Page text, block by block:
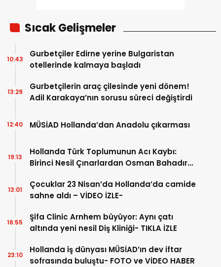
Sıcak Gelişmeler
Gurbetçiler Edirne yerine Bulgaristan
otellerinde kalmaya başladı
10:43
Gurbetçilerin araç çilesinde yeni dönem!
Adil Karakaya’nın sorusu süreci değiştirdi
13:29
MÜSİAD Hollanda’dan Anadolu çıkarması
12:40
Hollanda Türk Toplumunun Acı Kaybı:
Birinci Nesil Çınarlardan Osman Bahadır
19:13
Çocuklar 23 Nisan’da Hollanda’da camide
sahne aldı – VİDEO İZLE-
13:01
Şifa Clinic Arnhem büyüyor: Aynı çatı
altında yeni nesil Diş Kliniği- TIKLA İZLE
16:55
Hollanda iş dünyası MÜSİAD’ın dev iftar
sofrasında buluştu- FOTO ve VİDEO HABER
23:10